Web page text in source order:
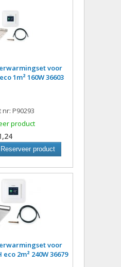
voor
1m² 160W 36603
P90293
product
Reserveer product
voor
2m² 240W 36679